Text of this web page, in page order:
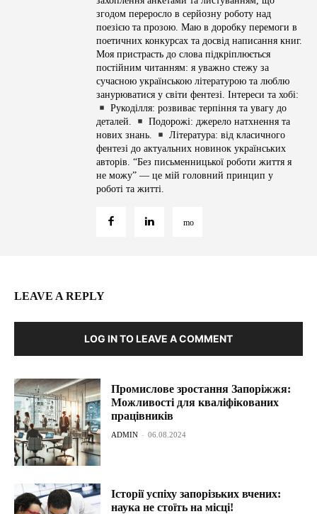
згодом переросло в серйозну роботу над
поезією та прозою. Маю в доробку перемоги в
поетичних конкурсах та досвід написання книг.
Моя пристрасть до слова підкріплюється
постійним читанням: я уважно стежу за
сучасною українською літературою та люблю
занурюватися у світи фентезі. Інтереси та хобі:
Рукоділля: розвиває терпіння та увагу до
деталей.
Подорожі: джерело натхнення та
нових знань.
Література: від класичного
фентезі до актуальних новинок українських
авторів. “Без письменницької роботи життя я
не можу” — це мій головний принцип у
роботі та житті.
LEAVE A REPLY
LOG IN TO LEAVE A COMMENT
Промислове зростання Запоріжжя:
Можливості для кваліфікованих
працівників
ADMIN - 06.08.2024
Історії успіху запорізьких вчених:
наука не стоїть на місці!